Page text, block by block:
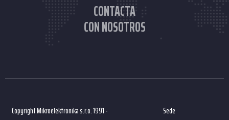
CONTACTA
CON NOSOTROS
Copyright Mikroelektronika s.r.o. 1991 -
Sede